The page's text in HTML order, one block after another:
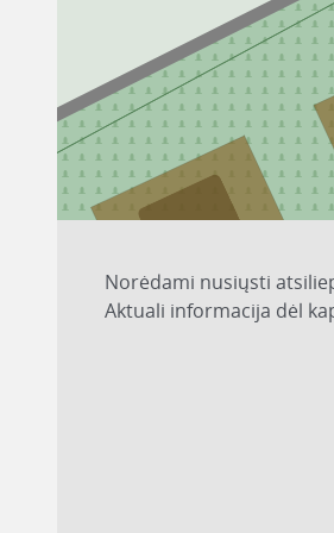
Norėdami nusiųsti
Aktuali informacija dėl